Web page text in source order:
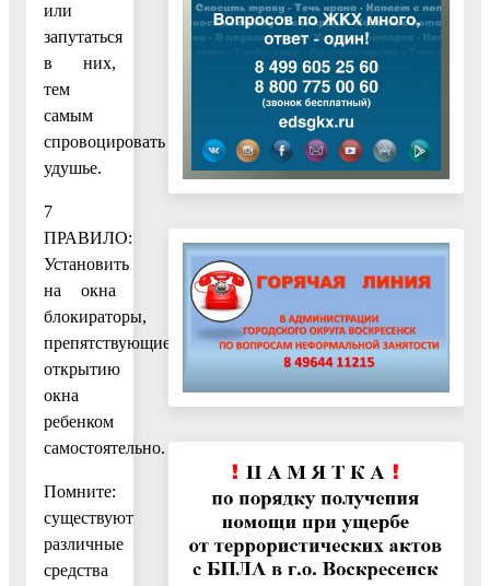
или
запутаться
в них,
тем
самым
спровоцировать
удушье.
7
ПРАВИЛО:
Установить
на окна
блокираторы,
препятствующие
открытию
окна
ребенком
самостоятельно.
Помните:
существуют
различные
средства